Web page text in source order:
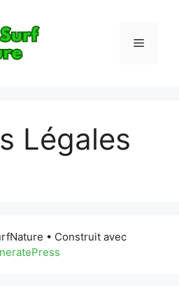
Menu
Légales
• Construit avec